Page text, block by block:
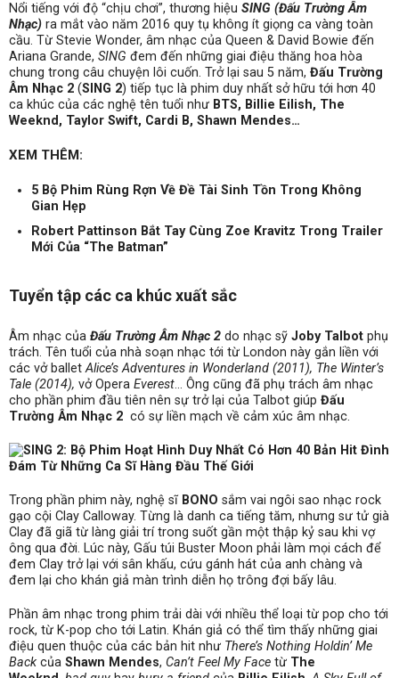
Nổi tiếng với độ “chịu chơi”, thương hiệu SING (Đấu Trường Âm
Nhạc) ra mắt vào năm 2016 quy tụ không ít giọng ca vàng toàn
cầu. Từ Stevie Wonder, âm nhạc của Queen & David Bowie đến
Ariana Grande, SING đem đến những giai điệu thăng hoa hòa
chung trong câu chuyện lôi cuốn. Trở lại sau 5 năm, Đấu Trường
Âm Nhạc 2 (SING 2) tiếp tục là phim duy nhất sở hữu tới hơn 40
ca khúc của các nghệ tên tuổi như BTS, Billie Eilish, The
Weeknd, Taylor Swift, Cardi B, Shawn Mendes…
XEM THÊM:
5 Bộ Phim Rùng Rợn Về Đề Tài Sinh Tồn Trong Không
Gian Hẹp
Robert Pattinson Bắt Tay Cùng Zoe Kravitz Trong Trailer
Mới Của “The Batman”
Tuyển tập các ca khúc xuất sắc
Âm nhạc của Đấu Trường Âm Nhạc 2 do nhạc sỹ Joby Talbot phụ
trách. Tên tuổi của nhà soạn nhạc tới từ London này gắn liền với
các vở balletAlice’s Adventures in Wonderland (2011), The Winter’s
Tale (2014), vở Opera Everest… Ông cũng đã phụ trách âm nhạc
cho phần phim đầu tiên nên sự trở lại của Talbot giúp Đấu
Trường Âm Nhạc 2 có sự liền mạch về cảm xúc âm nhạc.
Trong phần phim này, nghệ sĩ BONO sắm vai ngôi sao nhạc rock
gạo cội Clay Calloway. Từng là danh ca tiếng tăm, nhưng sư tử già
Clay đã giã từ làng giải trí trong suốt gần một thập kỷ sau khi vợ
ông qua đời. Lúc này, Gấu túi Buster Moon phải làm mọi cách để
đem Clay trở lại với sân khấu, cứu gánh hát của anh chàng và
đem lại cho khán giả màn trình diễn họ trông đợi bấy lâu.
Phần âm nhạc trong phim trải dài với nhiều thể loại từ pop cho tới
rock, từ K-pop cho tới Latin. Khán giả có thể tìm thấy những giai
điệu quen thuộc của các bản hit như There’s Nothing Holdin’ Me
Back của Shawn Mendes, Can’t Feel My Face từ The